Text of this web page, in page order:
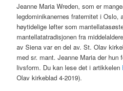
Jeanne Maria Wreden, som er
legdominikanernes fraternitet i Oslo,
høytidelige løfter som
mantellatatradisjonen fra
av Siena var en del av. St. Olav
med sr. mant. Jeanne Maria der hun
livsform. Du kan lese det i artikkelen
Olav kirkeblad 4-2019).